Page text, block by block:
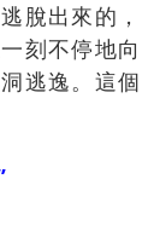
脫出來的，
刻不停地向
逃逸。這個